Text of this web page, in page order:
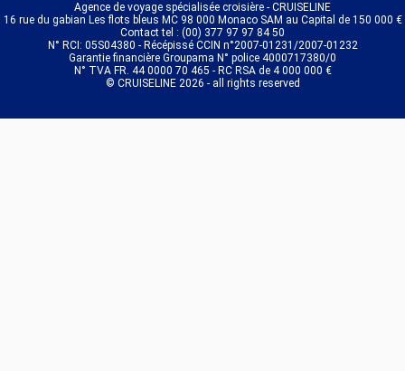
Agence de voyage spécialisée croisière - CRUISELINE
16 rue du gabian Les flots bleus MC 98 000 Monaco SAM au Capital de 150 000 €
Contact tel : (00) 377 97 97 84 50
N° RCI: 05S04380 - Récépissé CCIN n°2007-01231/2007-01232
Garantie financière Groupama N° police 4000717380/0
N° TVA FR. 44 0000 70 465 - RC RSA de 4 000 000 €
© CRUISELINE 2026 - all rights reserved